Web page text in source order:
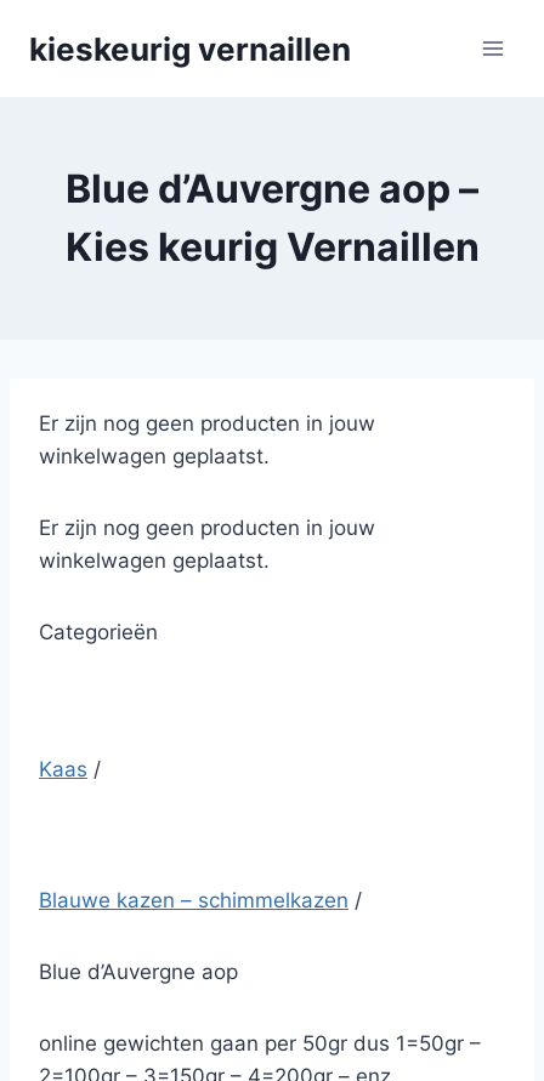
kieskeurig vernaillen
Blue d’Auvergne aop –
Kies keurig Vernaillen
Er zijn nog geen producten in jouw
winkelwagen geplaatst.
Er zijn nog geen producten in jouw
winkelwagen geplaatst.
Categorieën
Kaas /
Blauwe kazen – schimmelkazen /
Blue d’Auvergne aop
online gewichten gaan per 50gr dus 1=50gr –
2=100gr – 3=150gr – 4=200gr – enz